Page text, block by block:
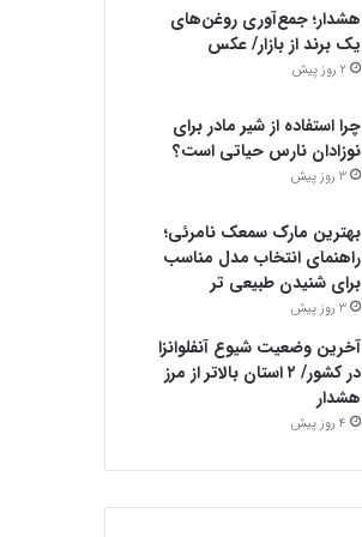
هشدار؛ جمع‌آوری روغن‌های
یک برند از بازار/ عکس
2 روز پیش
چرا استفاده از شیر مادر برای
نوزادان نارس حیاتی است؟
3 روز پیش
بهترین مارک سمعک نامرئی؛
راهنمای انتخاب مدل مناسب
برای شنیدن طبیعی تر
3 روز پیش
آخرین وضعیت شیوع آنفلوانزا
در کشور/ ۲ استان بالاتر از مرز
هشدار
4 روز پیش